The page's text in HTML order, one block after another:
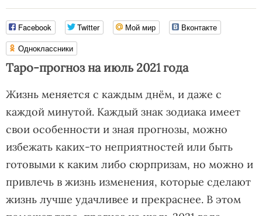
Facebook Twitter Мой мир
Вконтакте
Одноклассники
Таро-прогноз на июль 2021 года
Жизнь меняется с каждым днём, и даже с
каждой минутой. Каждый знак зодиака имеет
свои особенности и зная прогнозы, можно
избежать каких-то неприятностей или быть
готовыми к каким либо сюрпризам, но можно и
привлечь в жизнь изменения, которые сделают
жизнь лучше удачливее и прекраснее. В этом